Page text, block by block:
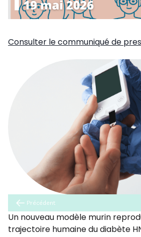
Consulter le communiqué de
Précédent
Un nouveau modèle murin
trajectoire humaine du diabète